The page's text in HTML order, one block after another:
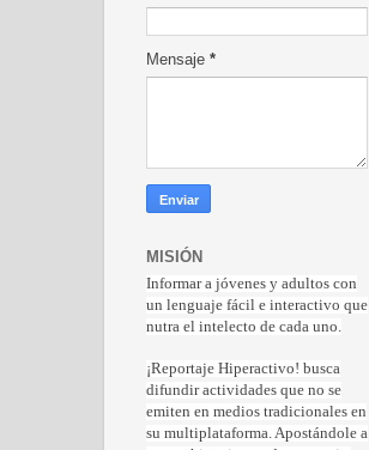
Mensaje *
MISIÓN
Informar a jóvenes y adultos con
un lenguaje fácil e interactivo que
nutra el intelecto de cada uno.
¡Reportaje Hiperactivo! busca
difundir actividades que no se
emiten en medios tradicionales en
su multiplataforma. Apostándole a